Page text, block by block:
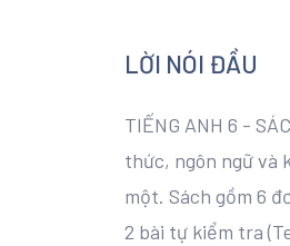
LỜI NÓI ĐẦU
TIẾNG ANH 6 -
thức, ngôn ngữ và
một. Sách gồm 6
2 bài tự kiểm tra